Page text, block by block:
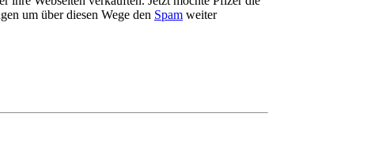
um über diesen Wege den Spam weiter